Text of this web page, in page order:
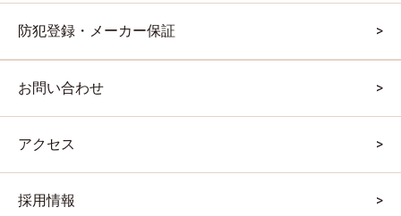
防犯登録・メーカー保証
お問い合わせ
アクセス
採用情報